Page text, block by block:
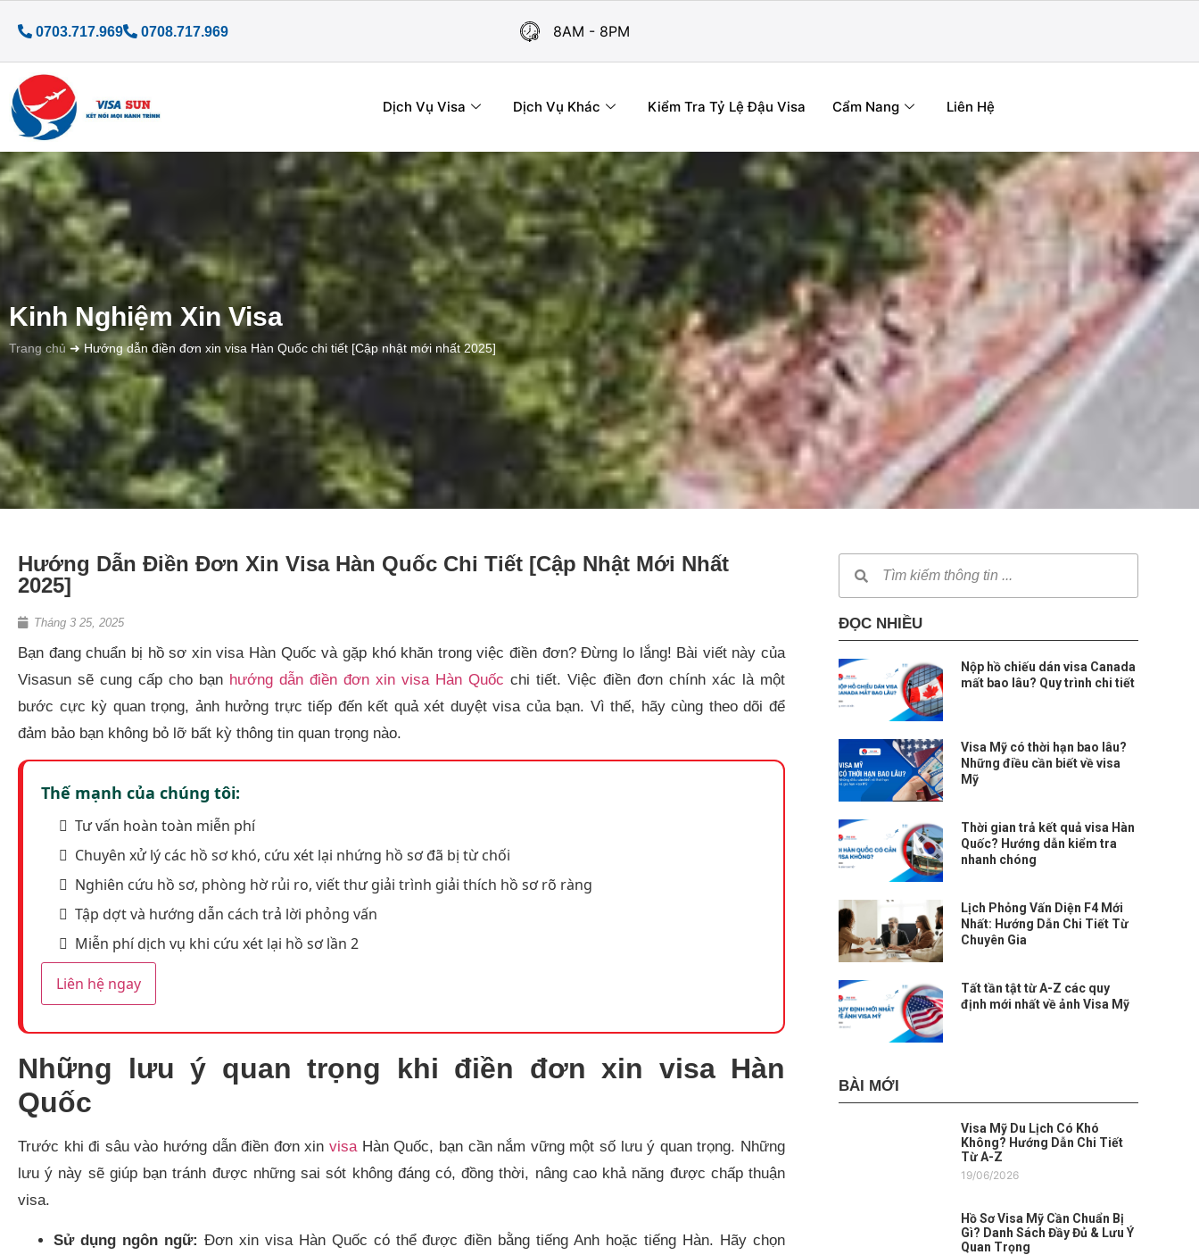
0703.717.969 0708.717.969 8AM - 8PM
Dịch Vụ Visa Dịch Vụ Khác Kiểm Tra Tỷ Lệ Đậu Visa Cẩm Nang Liên Hệ
Kinh Nghiệm Xin Visa
Trang chủ➜Hướng dẫn điền đơn xin visa Hàn Quốc chi tiết [Cập nhật mới nhất 2025]
Hướng Dẫn Điền Đơn Xin Visa Hàn Quốc Chi Tiết [Cập Nhật Mới Nhất
2025]
Tháng 3 25, 2025
Bạn đang chuẩn bị hồ sơ xin visa Hàn Quốc và gặp khó khăn trong việc điền đơn? Đừng lo lắng! Bài viết này của
Visasun sẽ cung cấp cho bạn hướng dẫn điền đơn xin visa Hàn Quốc chi tiết. Việc điền đơn chính xác là một
bước cực kỳ quan trọng, ảnh hưởng trực tiếp đến kết quả xét duyệt visa của bạn. Vì thế, hãy cùng theo dõi để
đảm bảo bạn không bỏ lỡ bất kỳ thông tin quan trọng nào.
Thế mạnh của chúng tôi:
Tư vấn hoàn toàn miễn phí
Chuyên xử lý các hồ sơ khó, cứu xét lại nhứng hồ sơ đã bị từ chối
Nghiên cứu hồ sơ, phòng hờ rủi ro, viết thư giải trình giải thích hồ sơ rõ ràng
Tập dợt và hướng dẫn cách trả lời phỏng vấn
Miễn phí dịch vụ khi cứu xét lại hồ sơ lần 2
Liên hệ ngay
Những lưu ý quan trọng khi điền đơn xin visa Hàn
Quốc
Trước khi đi sâu vào hướng dẫn điền đơn xinvisaHàn Quốc, bạn cần nắm vững một số lưu ý quan trọng. Những
lưu ý này sẽ giúp bạn tránh được những sai sót không đáng có, đồng thời, nâng cao khả năng được chấp thuận
visa.
Sử dụng ngôn ngữ: Đơn xin visa Hàn Quốc có thể được điền bằng tiếng Anh hoặc tiếng Hàn. Hãy chọn
ĐỌC NHIỀU
Nộp hồ chiếu dán visa Canada
mất bao lâu? Quy trình chi tiết
Visa Mỹ có thời hạn bao lâu?
Những điều cần biết về visa
Mỹ
Thời gian trả kết quả visa Hàn
Quốc? Hướng dẫn kiểm tra
nhanh chóng
Lịch Phỏng Vấn Diện F4 Mới
Nhất: Hướng Dẫn Chi Tiết Từ
Chuyên Gia
Tất tần tật từ A-Z các quy
định mới nhất về ảnh Visa Mỹ
BÀI MỚI
Visa Mỹ Du Lịch Có Khó
Không? Hướng Dẫn Chi Tiết
Từ A-Z
19/06/2026
Hồ Sơ Visa Mỹ Cần Chuẩn Bị
Gì? Danh Sách Đầy Đủ & Lưu Ý
Quan Trọng